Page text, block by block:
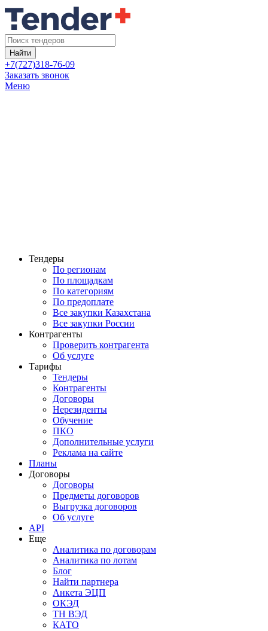
Найти
+7(727)318-76-09
Заказать звонок
Меню
Тендеры
По регионам
По площадкам
По категориям
По предоплате
Все закупки Казахстана
Все закупки России
Контрагенты
Проверить контрагента
Об услуге
Тарифы
Тендеры
Контрагенты
Договоры
Нерезиденты
Обучение
ПКО
Дополнительные услуги
Реклама на сайте
Планы
Договоры
Договоры
Предметы договоров
Выгрузка договоров
Об услуге
API
Еще
Аналитика по договорам
Аналитика по лотам
Блог
Найти партнера
Анкета ЭЦП
ОКЭД
ТН ВЭД
КАТО